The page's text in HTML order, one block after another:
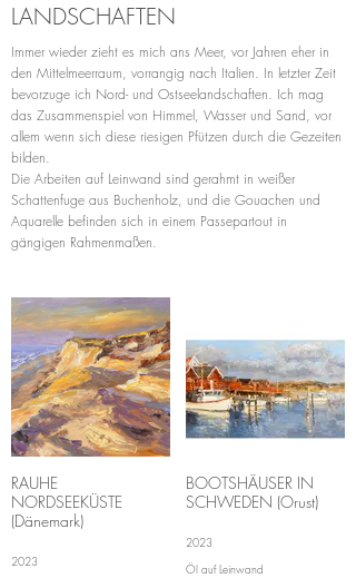
LANDSCHAFTEN
Immer wieder zieht es mich ans Meer, vor Jahren eher in
den Mittelmeerraum, vorrangig nach Italien. In letzter Zeit
bevorzuge ich Nord- und Ostseelandschaften. Ich mag
das Zusammenspiel von Himmel, Wasser und Sand, vor
allem wenn sich diese riesigen Pfützen durch die Gezeiten
bilden.
Die Arbeiten auf Leinwand sind gerahmt in weißer
Schattenfuge aus Buchenholz, und die Gouachen und
Aquarelle befinden sich in einem Passepartout in
gängigen Rahmenmaßen.
RAUHE
NORDSEEKÜSTE
(Dänemark)
2023
BOOTSHÄUSER IN
SCHWEDEN (Orust)
2023
Öl auf Leinwand